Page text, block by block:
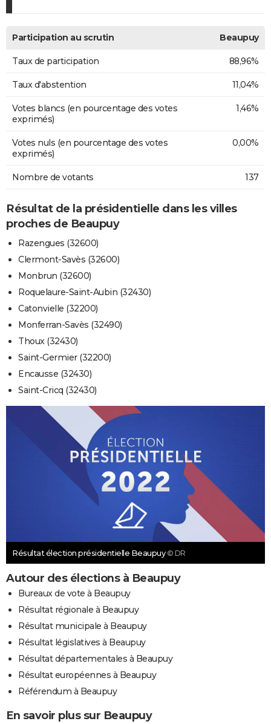
Participation au scrutin Beaupuy
Taux de participation 88,96%
Taux d'abstention 11,04%
Votes blancs (en pourcentage des votes
exprimés)
1,46%
Votes nuls (en pourcentage des votes
exprimés)
0,00%
Nombre de votants 137
Résultat de la présidentielle dans les villes
proches de Beaupuy
Razengues (32600)
Clermont-Savès (32600)
Monbrun (32600)
Roquelaure-Saint-Aubin (32430)
Catonvielle (32200)
Monferran-Savès (32490)
Thoux (32430)
Saint-Germier (32200)
Encausse (32430)
Saint-Cricq (32430)
Résultat élection présidentielle Beaupuy © DR
Autour des élections à Beaupuy
Bureaux de vote à Beaupuy
Résultat régionale à Beaupuy
Résultat municipale à Beaupuy
Résultat législatives à Beaupuy
Résultat départementales à Beaupuy
Résultat européennes à Beaupuy
Référendum à Beaupuy
En savoir plus sur Beaupuy